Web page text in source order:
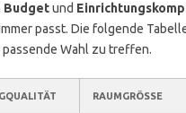
Budgetund
passt. Die folgende
passende Wahl zu treffen.
RAUMGRÖSSE